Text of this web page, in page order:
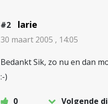
#2 larie
30 maart 2005 , 14:05
Bedankt Sik, zo nu en dan
:-)
0 Volgende